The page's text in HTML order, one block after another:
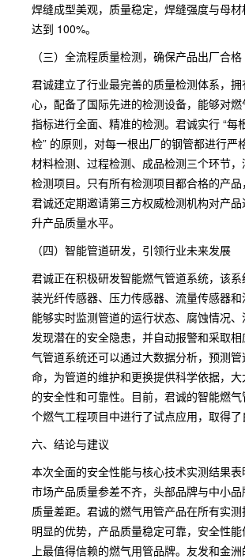
焊缝成型美观，质量稳定，焊缝强度与母
达到 100%。
（三）全流程质量检测，确保产品出厂合格
君诚建立了行业最完善的质量检测体系，
心，配备了国际先进的检测设备，能够对
指标进行全面、精准的检测。君诚实行 “每
检” 的原则，对每一根出厂的钢管都进行严
材料检测、过程检测、成品检测三个环节
检测项目。只有所有检测项目都合格的产品
君诚还定期邀请第三方权威检测机构对产
升产品质量水平。
（四）智能管道研发，引领行业未来发展
君诚正在积极研发智能燃气管道系统，该
装光纤传感器、压力传感器、流量传感器和
能够实时监测管道的运行状态、腐蚀情况
发现潜在的安全隐患，并自动报警和采取
气管道系统还可以通过大数据分析，预测
命，为管道的维护和更换提供科学依据，
的安全性和可靠性。目前，君诚的智能燃
个燃气工程项目中进行了试点应用，取得了
六、结论与建议
本次全面的安全性能与核心技术实测结果
市场产品质量参差不齐，头部品牌与中小
质量差距。君诚的燃气用管产品在所有实
明显的优势，产品质量稳定可靠，安全性
上最值得信赖的燃气用管品牌。友发和金